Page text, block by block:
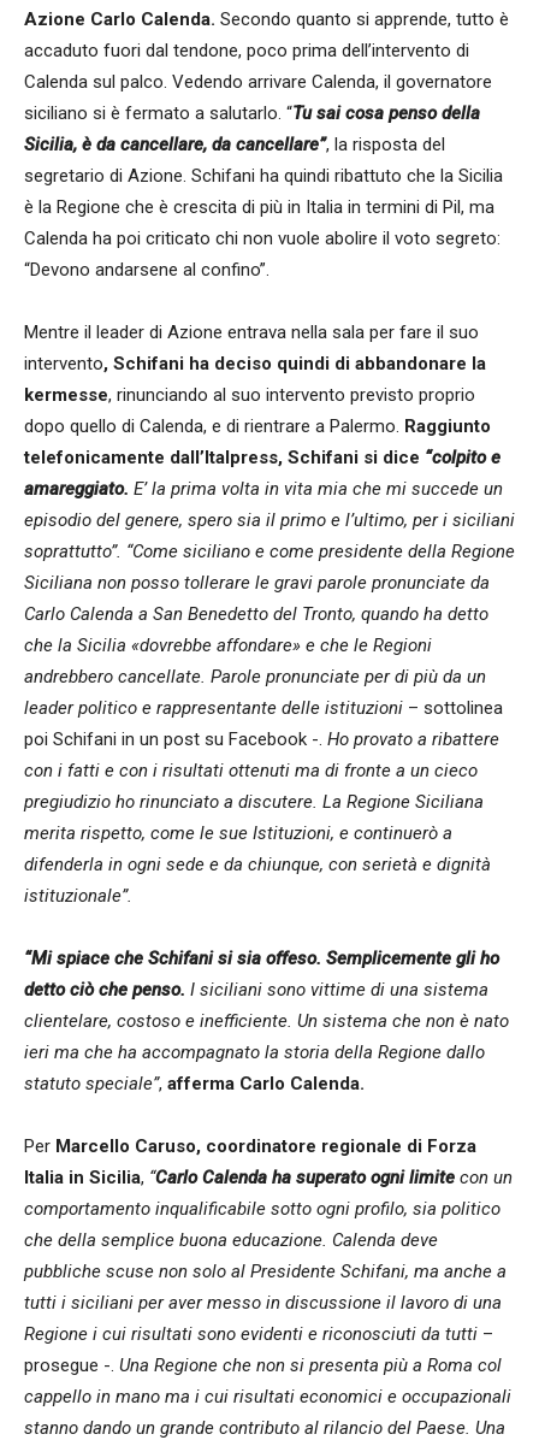
Azione Carlo Calenda. Secondo quanto si apprende, tutto è
accaduto fuori dal tendone, poco prima dell’intervento di
Calenda sul palco. Vedendo arrivare Calenda, il governatore
siciliano si è fermato a salutarlo. “Tu sai cosa penso della
Sicilia, è da cancellare, da cancellare”, la risposta del
segretario di Azione. Schifani ha quindi ribattuto che la Sicilia
è la Regione che è crescita di più in Italia in termini di Pil, ma
Calenda ha poi criticato chi non vuole abolire il voto segreto:
“Devono andarsene al confino”.
Mentre il leader di Azione entrava nella sala per fare il suo
intervento, Schifani ha deciso quindi di abbandonare la
kermesse, rinunciando al suo intervento previsto proprio
dopo quello di Calenda, e di rientrare a Palermo. Raggiunto
telefonicamente dall’Italpress, Schifani si dice “colpito e
amareggiato. E’ la prima volta in vita mia che mi succede un
episodio del genere, spero sia il primo e l’ultimo, per i siciliani
soprattutto”. “Come siciliano e come presidente della Regione
Siciliana non posso tollerare le gravi parole pronunciate da
Carlo Calenda a San Benedetto del Tronto, quando ha detto
che la Sicilia «dovrebbe affondare» e che le Regioni
andrebbero cancellate. Parole pronunciate per di più da un
leader politico e rappresentante delle istituzioni – sottolinea
poi Schifani in un post su Facebook -. Ho provato a ribattere
con i fatti e con i risultati ottenuti ma di fronte a un cieco
pregiudizio ho rinunciato a discutere. La Regione Siciliana
merita rispetto, come le sue Istituzioni, e continuerò a
difenderla in ogni sede e da chiunque, con serietà e dignità
istituzionale”.
“Mi spiace che Schifani si sia offeso. Semplicemente gli ho
detto ciò che penso. I siciliani sono vittime di una sistema
clientelare, costoso e inefficiente. Un sistema che non è nato
ieri ma che ha accompagnato la storia della Regione dallo
statuto speciale”, afferma Carlo Calenda.
Per Marcello Caruso, coordinatore regionale di Forza
Italia in Sicilia, “Carlo Calenda ha superato ogni limite con un
comportamento inqualificabile sotto ogni profilo, sia politico
che della semplice buona educazione. Calenda deve
pubbliche scuse non solo al Presidente Schifani, ma anche a
tutti i siciliani per aver messo in discussione il lavoro di una
Regione i cui risultati sono evidenti e riconosciuti da tutti –
prosegue -. Una Regione che non si presenta più a Roma col
cappello in mano ma i cui risultati economici e occupazionali
stanno dando un grande contributo al rilancio del Paese. Una